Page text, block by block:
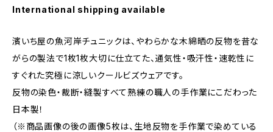
International shipping available
濱いち屋の魚河岸チュニックは、やわらかな木綿晒の反物を昔な
がらの製法で1枚1枚大切に仕立てた、通気性・吸汗性・速乾性に
すぐれた究極に涼しいクールビズウェアです。
反物の染色・裁断・縫製すべて熟練の職人の手作業にこだわった
日本製！
（※商品画像の後の画像5枚は、生地反物を手作業で染めている